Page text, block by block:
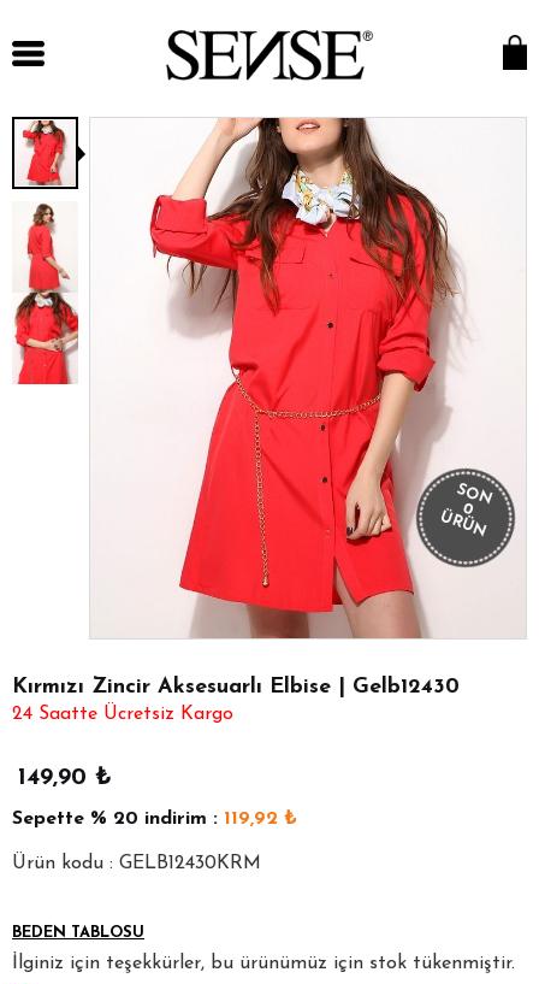
SON
0
ÜRÜN
Kırmızı Zincir Aksesuarlı Elbise | Gelb12430
24 Saatte Ücretsiz Kargo
149,90 ₺
Sepette % 20 indirim : 119,92 ₺
Ürün kodu : GELB12430KRM
BEDEN TABLOSU
İlginiz için teşekkürler, bu ürünümüz için stok tükenmiştir.